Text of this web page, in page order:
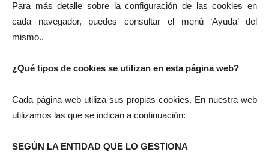
Para más detalle sobre la configuración de las cookies en
cada navegador, puedes consultar el menú ‘Ayuda’ del
mismo..
¿Qué tipos de cookies se utilizan en esta página web?
Cada página web utiliza sus propias cookies. En nuestra web
utilizamos las que se indican a continuación:
SEGÚN LA ENTIDAD QUE LO GESTIONA